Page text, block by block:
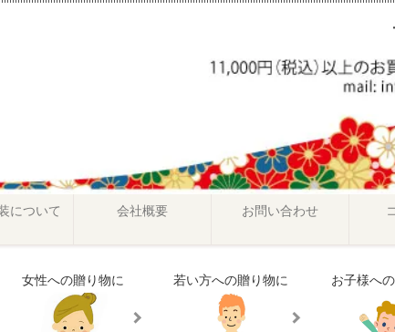
について 会社概要 お問い合わせ
女性への贈り物に 若い方への贈り物に お子様へ